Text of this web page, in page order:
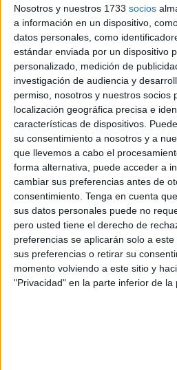
Nosotros y nuestros 1733 socios
a información en un dispositivo,
datos personales, como
estándar enviada por un dispositivo
personalizado, medición de
investigación de audiencia y
permiso, nosotros y nuestros socios
localización geográfica precisa e
características de dispositivos.
su consentimiento a nosotros y a
que llevemos a cabo el
forma alternativa, puede acceder a
cambiar sus preferencias antes de
consentimiento. Tenga en cuenta
sus datos personales puede no
pero usted tiene el derecho de
preferencias se aplicarán solo a
sus preferencias o retirar su
momento volviendo a este sitio y
"Privacidad" en la parte inferior de la
Según un boletín de alerta
Nacional de Geofísica marroquí,
7, sacudió la región septentrional
se produjo a las 23.11 hora local
a 8 kilómetros de profundidad.
Tuvo su epicentro en la
kilómetros al suroeste de la
Testigos contactados porEFE
se sintió en localidades norteñas
kilómetros del epicentro, así
a 300 y 370 kilómetros,
habitantes salieron a las calles
Las autoridades